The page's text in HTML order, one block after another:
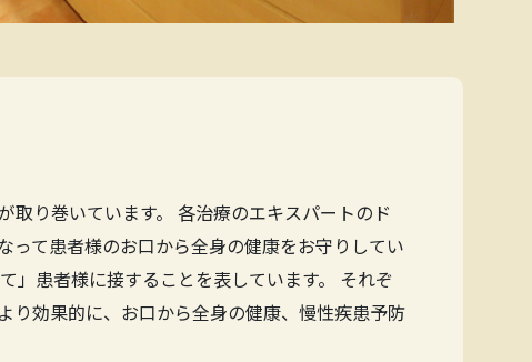
り巻いています。 各治療のエキスパートのド
って患者様のお口から全身の健康をお守りしてい
」患者様に接することを表しています。 それぞ
り効果的に、お口から全身の健康、慢性疾患予防